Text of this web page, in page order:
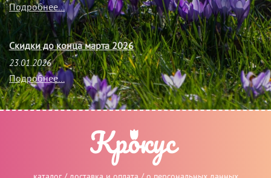
Подробнее...
Скидки до конца марта 2026
23.01.2026
Подробнее...